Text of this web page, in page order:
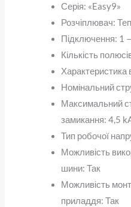
Серія: «Easy9»
Розчіплювач:
Підключення: 1
Кількість
Характеристика
Номінальний
Максимальний
замикання: 4,5
Тип робочої
Можливість
шини: Так
Можливість
приладдя: Так